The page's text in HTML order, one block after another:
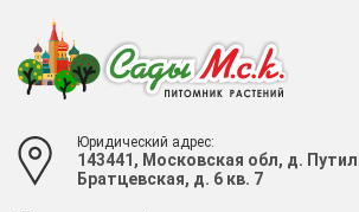
Юридический адрес:
143441, Московская обл, д.
Братцевская, д. 6 кв. 7